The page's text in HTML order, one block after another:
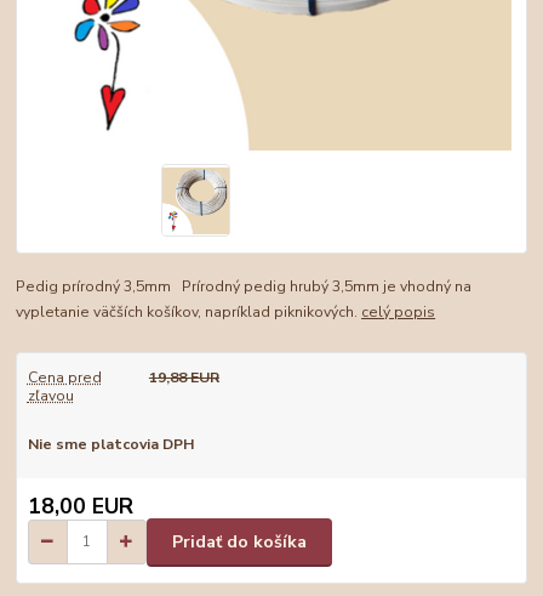
Pedig prírodný 3,5mm Prírodný pedig hrubý 3,5mm je vhodný na
vypletanie väčších košíkov, napríklad piknikových. celý popis
Cena pred
zľavou
19,88 EUR
Nie sme platcovia DPH
18,00 EUR
Pridať do košíka